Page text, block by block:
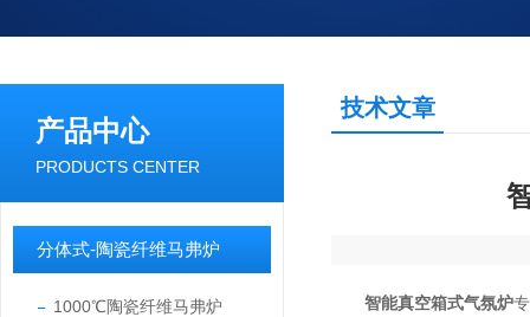
产品中心
PRODUCTS CENTER
分体式-陶瓷纤维马弗炉
1000℃陶瓷纤维马弗炉
技术文章
智能真空箱式气氛炉